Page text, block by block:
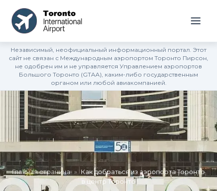
Независимый, неофициальный информационный портал. Этот
сайт не связан с Международным аэропортом Торонто Пирсон,
не одобрен им и не управляется Управлением аэропортов
Большого Торонто (GTAA), каким-либо государственным
органом или любой авиакомпанией.
Главная страница » Как добраться из аэропорта Торонто
в центр Торонто